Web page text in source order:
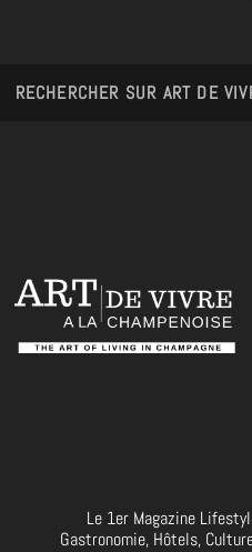
Le 1er Magazine
Gastronomie, Hôtels,